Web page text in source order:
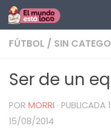
Saltar al
FÚTBOL / SIN
Ser de un
POR MORRI · PUBLICADA
15/08/2014